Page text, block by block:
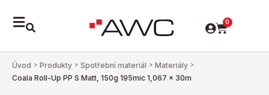
0
Úvod > Produkty > Spotřební materiál > Materiály >
Coala Roll-Up PP S Matt, 150g 195mic 1,067 x 30m